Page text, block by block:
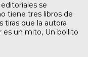
se
tiene tres libros de
tiras que la autora
es un mito, Un bollito